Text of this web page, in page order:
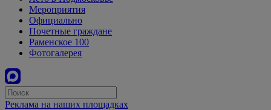
Мероприятия
Официально
Почетные граждане
Раменское 100
Фотогалерея
Реклама на наших площадках